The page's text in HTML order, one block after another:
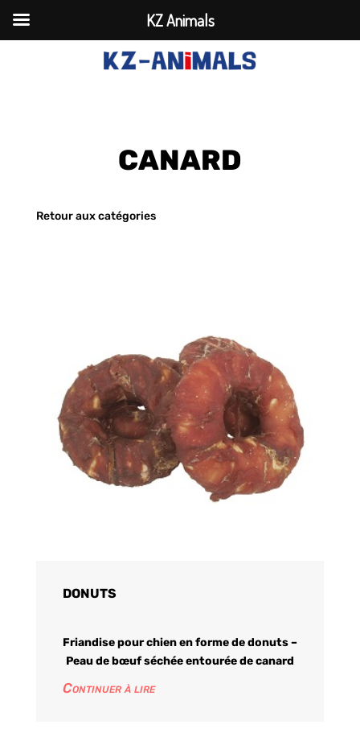
CANARD
Retour aux catégories
DONUTS
Friandise pour chien en forme de donuts –
Peau de bœuf séchée entourée de canard
Continuer à lire
KZ Animals